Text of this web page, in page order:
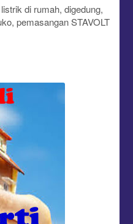
di rumah, digedung,
pemasangan STAVOLT